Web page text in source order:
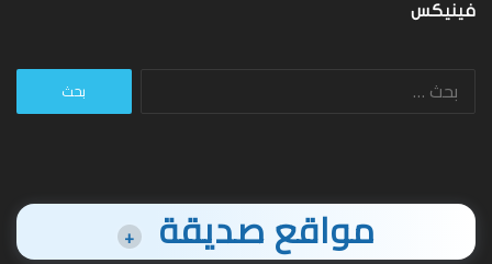
فينيكس
البحث
مواقع صديقة +